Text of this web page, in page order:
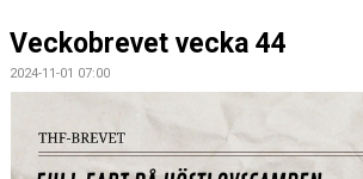
MATCHER
MEDLEM
Veckobrevet vecka 44
2024-11-01 07:00